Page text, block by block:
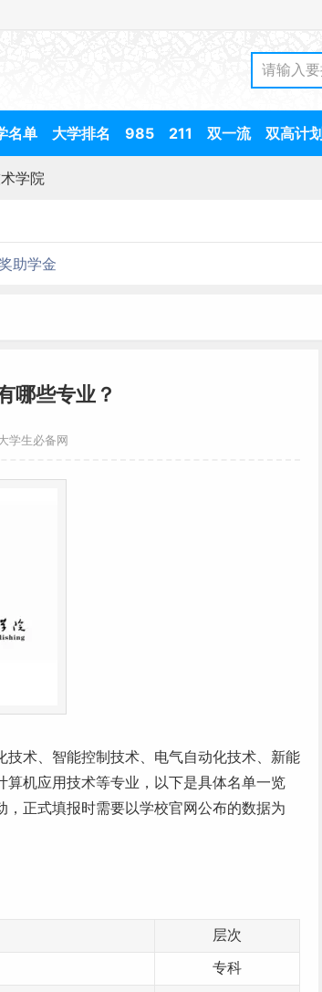
名单 大学排名 985 211 双一流 双高计划
学院
助学金
哪些专业？
生必备网
术、智能控制技术、电气自动化技术、新能
算机应用技术等专业，以下是具体名单一览
，正式填报时需要以学校官网公布的数据为
层次
专科